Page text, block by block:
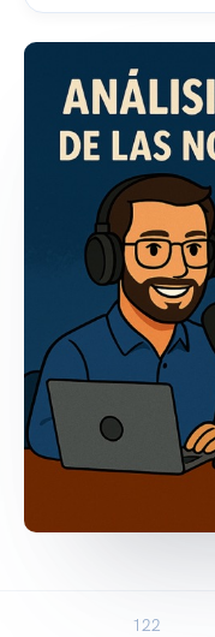
122